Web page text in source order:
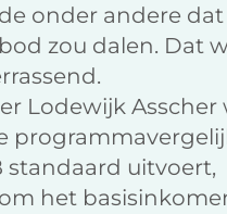
onder andere
zou dalen. Dat
Lodewijk Asscher
standaard uitvoert,
het